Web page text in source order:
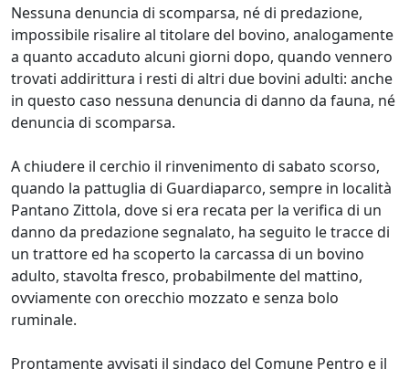
Nessuna denuncia di scomparsa, né di predazione,
impossibile risalire al titolare del bovino, analogamente
a quanto accaduto alcuni giorni dopo, quando vennero
trovati addirittura i resti di altri due bovini adulti: anche
in questo caso nessuna denuncia di danno da fauna, né
denuncia di scomparsa.
A chiudere il cerchio il rinvenimento di sabato scorso,
quando la pattuglia di Guardiaparco, sempre in località
Pantano Zittola, dove si era recata per la verifica di un
danno da predazione segnalato, ha seguito le tracce di
un trattore ed ha scoperto la carcassa di un bovino
adulto, stavolta fresco, probabilmente del mattino,
ovviamente con orecchio mozzato e senza bolo
ruminale.
Prontamente avvisati il sindaco del Comune Pentro e il